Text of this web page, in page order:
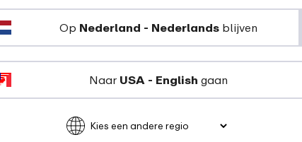
je eigen bento lunchbox Take a
Break midi - Moederdag
6 kleuren
23
Op Nederland - Nederlands blijven
Naar USA - English gaan